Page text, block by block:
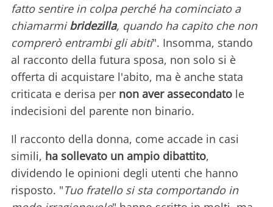
fatto sentire in colpa perché ha cominciato a
chiamarmibridezilla, quando ha capito che non
comprerò entrambi gli abiti". Insomma, stando
al racconto della futura sposa, non solo si è
offerta di acquistare l'abito, ma è anche stata
criticata e derisa per non aver assecondato le
indecisioni del parente non binario.
Il racconto della donna, come accade in casi
simili, ha sollevato un ampio dibattito,
dividendo le opinioni degli utenti che hanno
risposto. "Tuo fratello si sta comportando in